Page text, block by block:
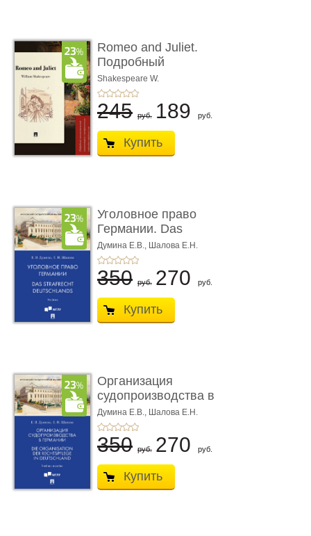
Romeo and Juliet.
Подробный
лингвистический
коммента� ...
Shakespeare W.
245 руб. 189 руб.
Купить
Уголовное право
Германии. Das
Strafrecht Deutschlands.
Учеб ...
Думина Е.В., Шалова Е.Н.
350 руб. 270 руб.
Купить
Организация
судопроизводства в
Германии. Die Orga ...
Думина Е.В., Шалова Е.Н.
350 руб. 270 руб.
Купить